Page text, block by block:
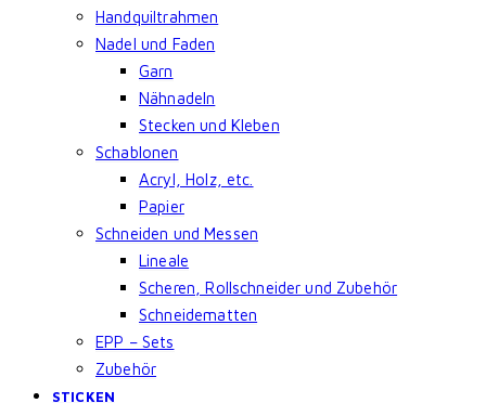
Handquiltrahmen
Nadel und Faden
Garn
Nähnadeln
Stecken und Kleben
Schablonen
Acryl, Holz, etc.
Papier
Schneiden und Messen
Lineale
Scheren, Rollschneider und Zubehör
Schneidematten
EPP – Sets
Zubehör
STICKEN